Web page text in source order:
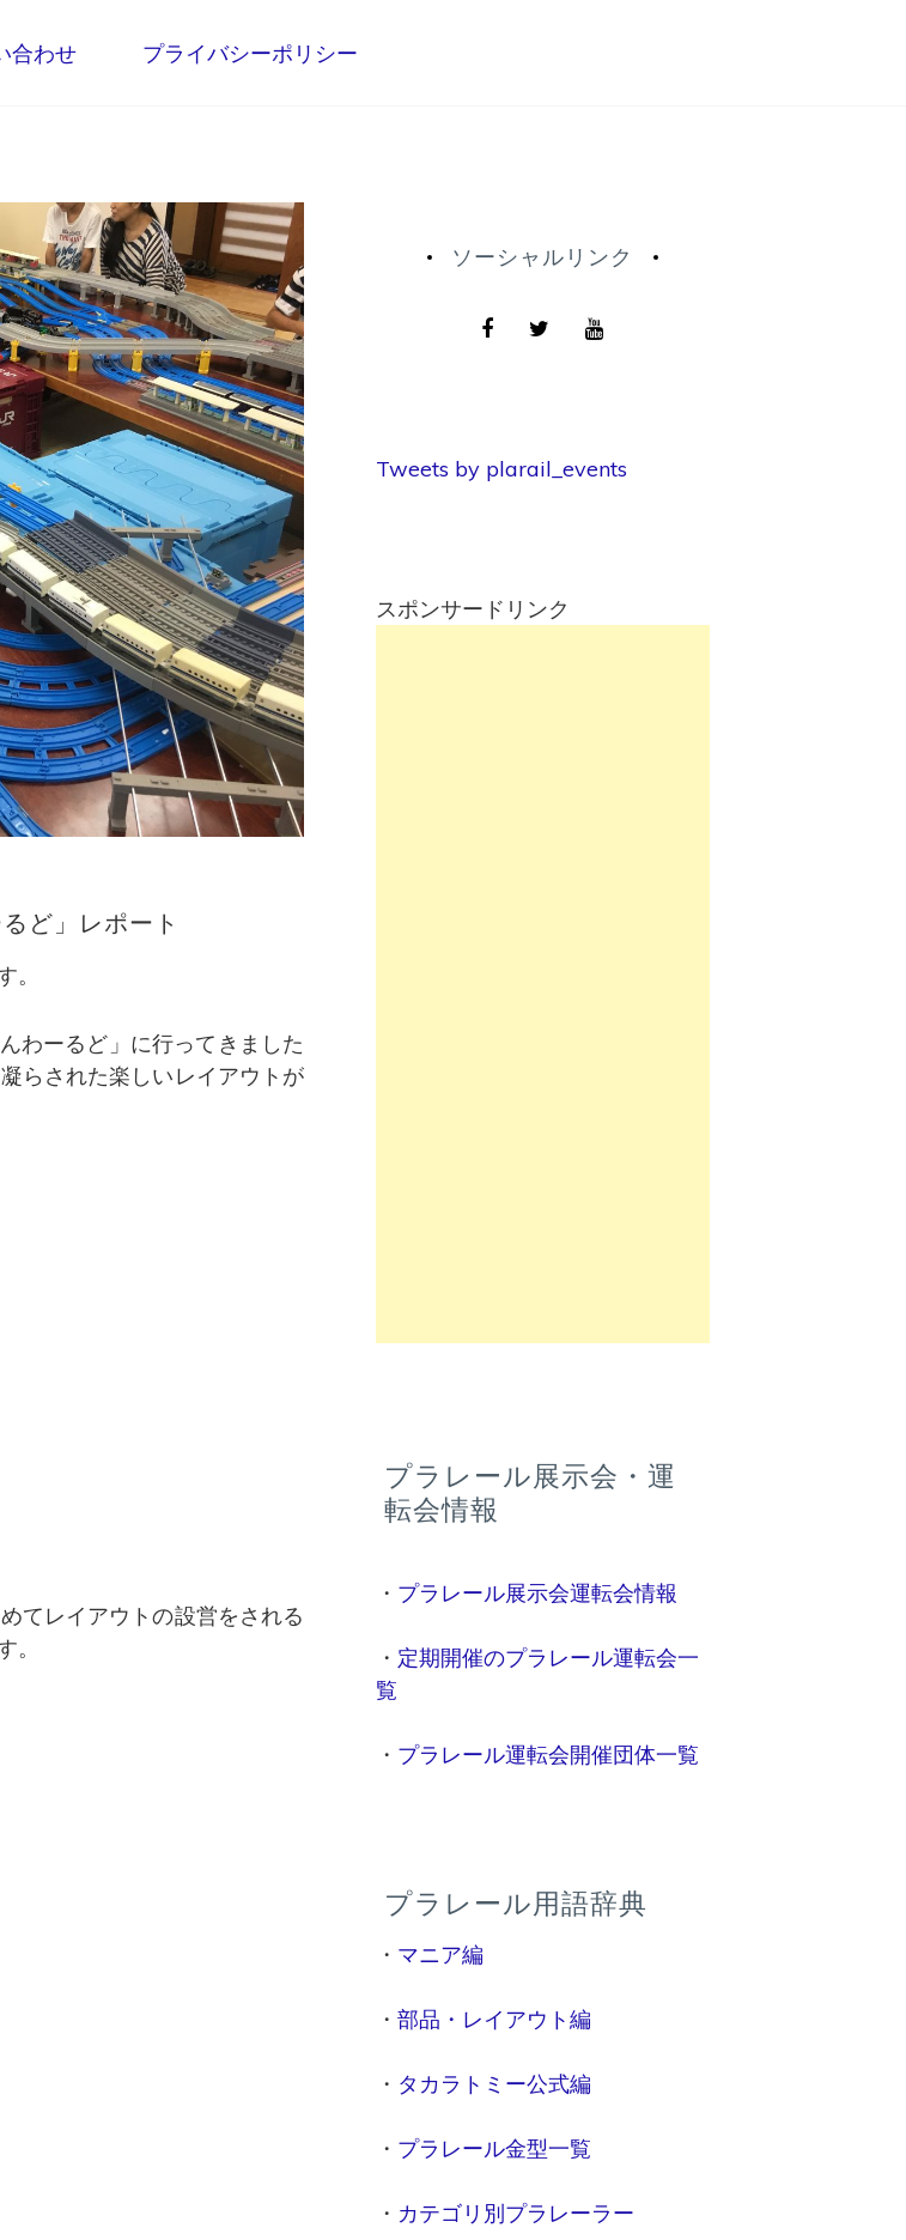
合わせ プライバシーポリシー
ど」レポート
。
わーるど」に行ってきました
らされた楽しいレイアウトが
てレイアウトの設営をされる
。
ソーシャルリンク
Tweets by plarail_events
スポンサードリンク
プラレール展示会・運
転会情報
・ プラレール展示会運転会情報
・ 定期開催のプラレール運転会一
覧
・ プラレール運転会開催団体一覧
プラレール用語辞典
・ マニア編
・部品・レイアウト編
・ タカラトミー公式編
・ プラレール金型一覧
・ カテゴリ別プラレーラー